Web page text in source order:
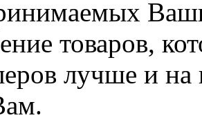
товаров,
лучше и на